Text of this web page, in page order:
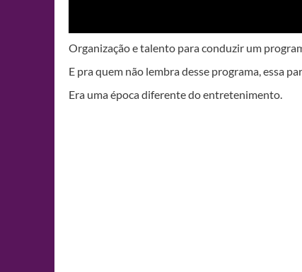
Organização e talento para conduzir um
E pra quem não lembra desse programa, essa
Era uma época diferente do entretenimento.